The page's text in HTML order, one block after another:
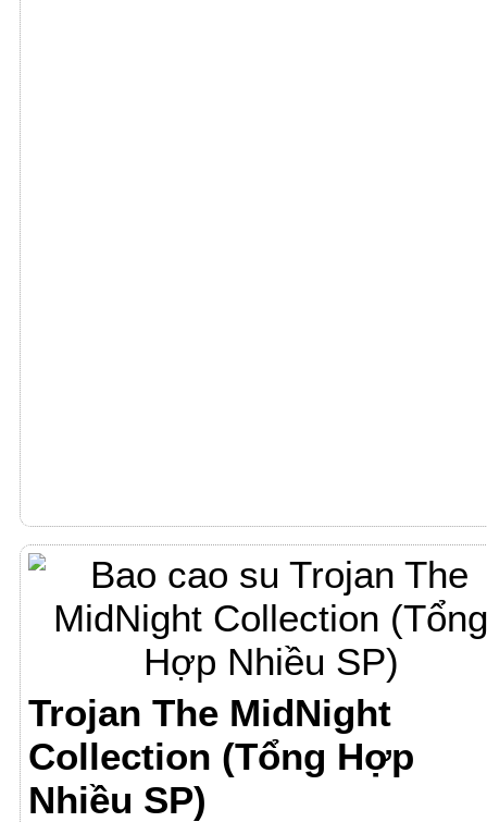
Trojan The MidNight
Collection (Tổng Hợp
Nhiều SP)